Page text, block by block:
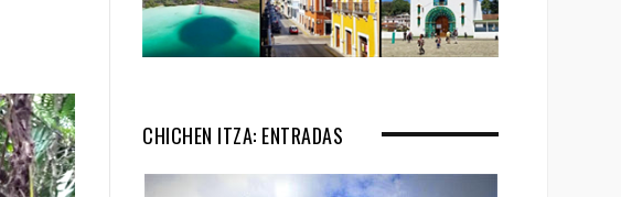
CHICHEN ITZA: ENTRADAS